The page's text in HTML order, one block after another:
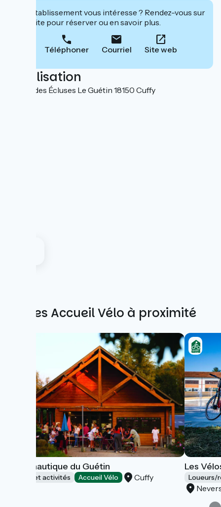
Cet établissement vous intéresse ? Rendez-vous sur
leur site pour réserver ou en savoir plus.
Téléphoner Courriel Site web
Localisation
25 Rue des Écluses Le Guétin 18150 Cuffy
Autres Accueil Vélo à proximité
Halte nautique du Guétin
Loisirs et activités Accueil Vélo Cuffy
Les
Loueurs/